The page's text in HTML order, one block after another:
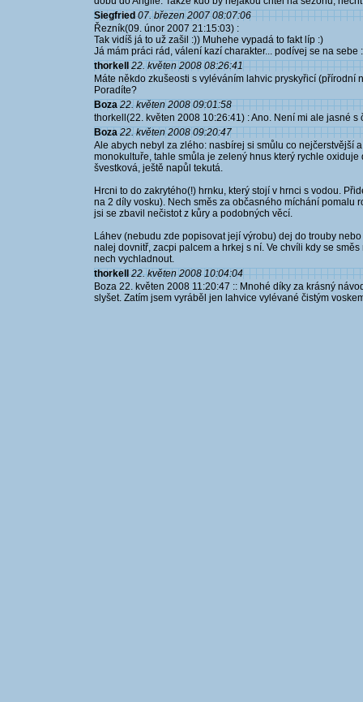
Siegfried 07. březen 2007 08:07:06
Řezník(09. únor 2007 21:15:03) :
Tak vidíš já to už zašil :)) Muhehe vypadá to fakt líp :)
Já mám práci rád, válení kazí charakter... podívej se na sebe
thorkell 22. květen 2008 08:26:41
Máte někdo zkušeosti s vyléváním lahvic pryskyřicí
Poradíte?
Boza 22. květen 2008 09:01:58
thorkell(22. květen 2008 10:26:41) : Ano. Není mi ale jasné s
Boza 22. květen 2008 09:20:47
Ale abych nebyl za zlého: nasbírej si smůlu co nejčerstvější
monokultuře, tahle smůla je zelený hnus který rychle
švestková, ještě napůl tekutá.
Hrcni to do zakrytého(!) hrnku, který stojí v hrnci s vodou.
na 2 díly vosku). Nech směs za občasného míchání pomalu
jsi se zbavil nečistot z kůry a podobných věcí.
Láhev (nebudu zde popisovat její výrobu) dej do trouby
nalej dovnitř, zacpi palcem a hrkej s ní. Ve chvíli kdy se
nech vychladnout.
thorkell 22. květen 2008 10:04:04
Boza 22. květen 2008 11:20:47 :: Mnohé díky za krásný
slyšet. Zatím jsem vyráběl jen lahvice vylévané čistým